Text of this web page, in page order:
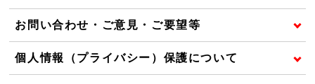
お問い合わせ・ご意見・ご要望等
個人情報（プライバシー）保護について